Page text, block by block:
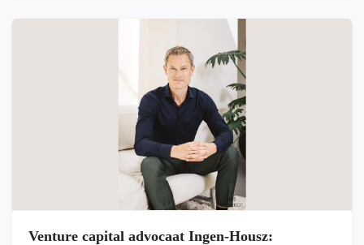
Venture capital advocaat Ingen-Housz: